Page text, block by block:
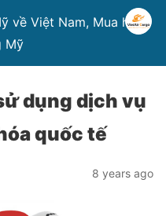
về Việt Nam, Mua hàng
Mỹ
dụng dịch vụ
quốc tế
8 years ago